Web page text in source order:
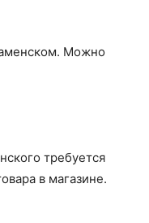
Можно
требуется
в магазине.